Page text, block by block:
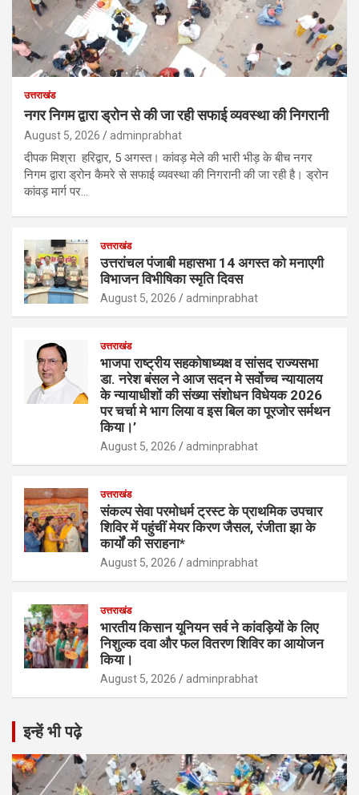
उत्तराखंड
नगर निगम द्वारा ड्रोन से की जा रही सफाई व्यवस्था की निगरानी
August 5, 2026 adminprabhat
दीपक मिश्रा हरिद्वार, 5 अगस्त। कांवड़ मेले की भारी भीड़ के बीच नगर
निगम द्वारा ड्रोन कैमरे से सफाई व्यवस्था की निगरानी की जा रही है। ड्रोन
कांवड़ मार्ग पर…
उत्तराखंड
उत्तरांचल पंजाबी महासभा 14 अगस्त को मनाएगी
विभाजन विभीषिका स्मृति दिवस
August 5, 2026 adminprabhat
उत्तराखंड
भाजपा राष्ट्रीय सहकोषाध्यक्ष व सांसद राज्यसभा
डा. नरेश बंसल ने आज सदन मे सर्वोच्च न्यायालय
के न्यायाधीशों की संख्या संशोधन विधेयक 2026
पर चर्चा मे भाग लिया व इस बिल का पूरजोर सर्मथन
किया।’
August 5, 2026 adminprabhat
उत्तराखंड
संकल्प सेवा परमोधर्म ट्रस्ट के प्राथमिक उपचार
शिविर में पहुंचीं मेयर किरण जैसल, रंजीता झा के
कार्यों की सराहना*
August 5, 2026 adminprabhat
उत्तराखंड
भारतीय किसान यूनियन सर्व ने कांवड़ियों के लिए
निशुल्क दवा और फल वितरण शिविर का आयोजन
किया।
August 5, 2026 adminprabhat
इन्हें भी पढ़े